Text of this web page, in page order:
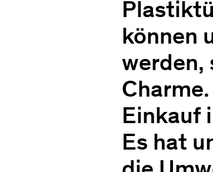
können
werden,
Einkauf
Es hat